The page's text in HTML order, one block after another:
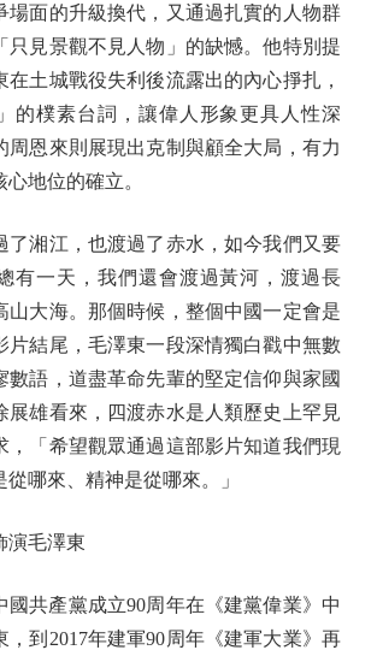
場面的升級換代，又通過扎實的人物群
只見景觀不見人物」的缺憾。他特別提
在土城戰役失利後流露出的內心掙扎，
的樸素台詞，讓偉人形象更具人性深
周恩來則展現出克制與顧全大局，有力
地位的確立。
湘江，也渡過了赤水，如今我們又要
有一天，我們還會渡過黃河，渡過長
山大海。那個時候，整個中國一定會是
片結尾，毛澤東一段深情獨白戳中無數
數語，道盡革命先輩的堅定信仰與家國
展雄看來，四渡赤水是人類歷史上罕見
，「希望觀眾通過這部影片知道我們現
哪來、精神是從哪來。」
毛澤東
共產黨成立90周年在《建黨偉業》中
，到2017年建軍90周年《建軍大業》再